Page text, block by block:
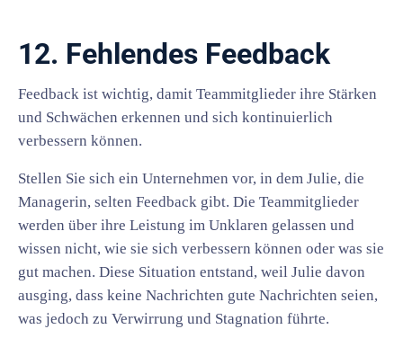
12. Fehlendes Feedback
Feedback ist wichtig, damit Teammitglieder ihre Stärken
und Schwächen erkennen und sich kontinuierlich
verbessern können.
Stellen Sie sich ein Unternehmen vor, in dem Julie, die
Managerin, selten Feedback gibt. Die Teammitglieder
werden über ihre Leistung im Unklaren gelassen und
wissen nicht, wie sie sich verbessern können oder was sie
gut machen. Diese Situation entstand, weil Julie davon
ausging, dass keine Nachrichten gute Nachrichten seien,
was jedoch zu Verwirrung und Stagnation führte.